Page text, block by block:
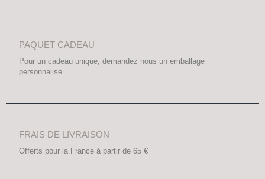
PAQUET CADEAU
Pour un cadeau unique, demandez nous un emballage
personnalisé
FRAIS DE LIVRAISON
Offerts pour la France à partir de 65 €